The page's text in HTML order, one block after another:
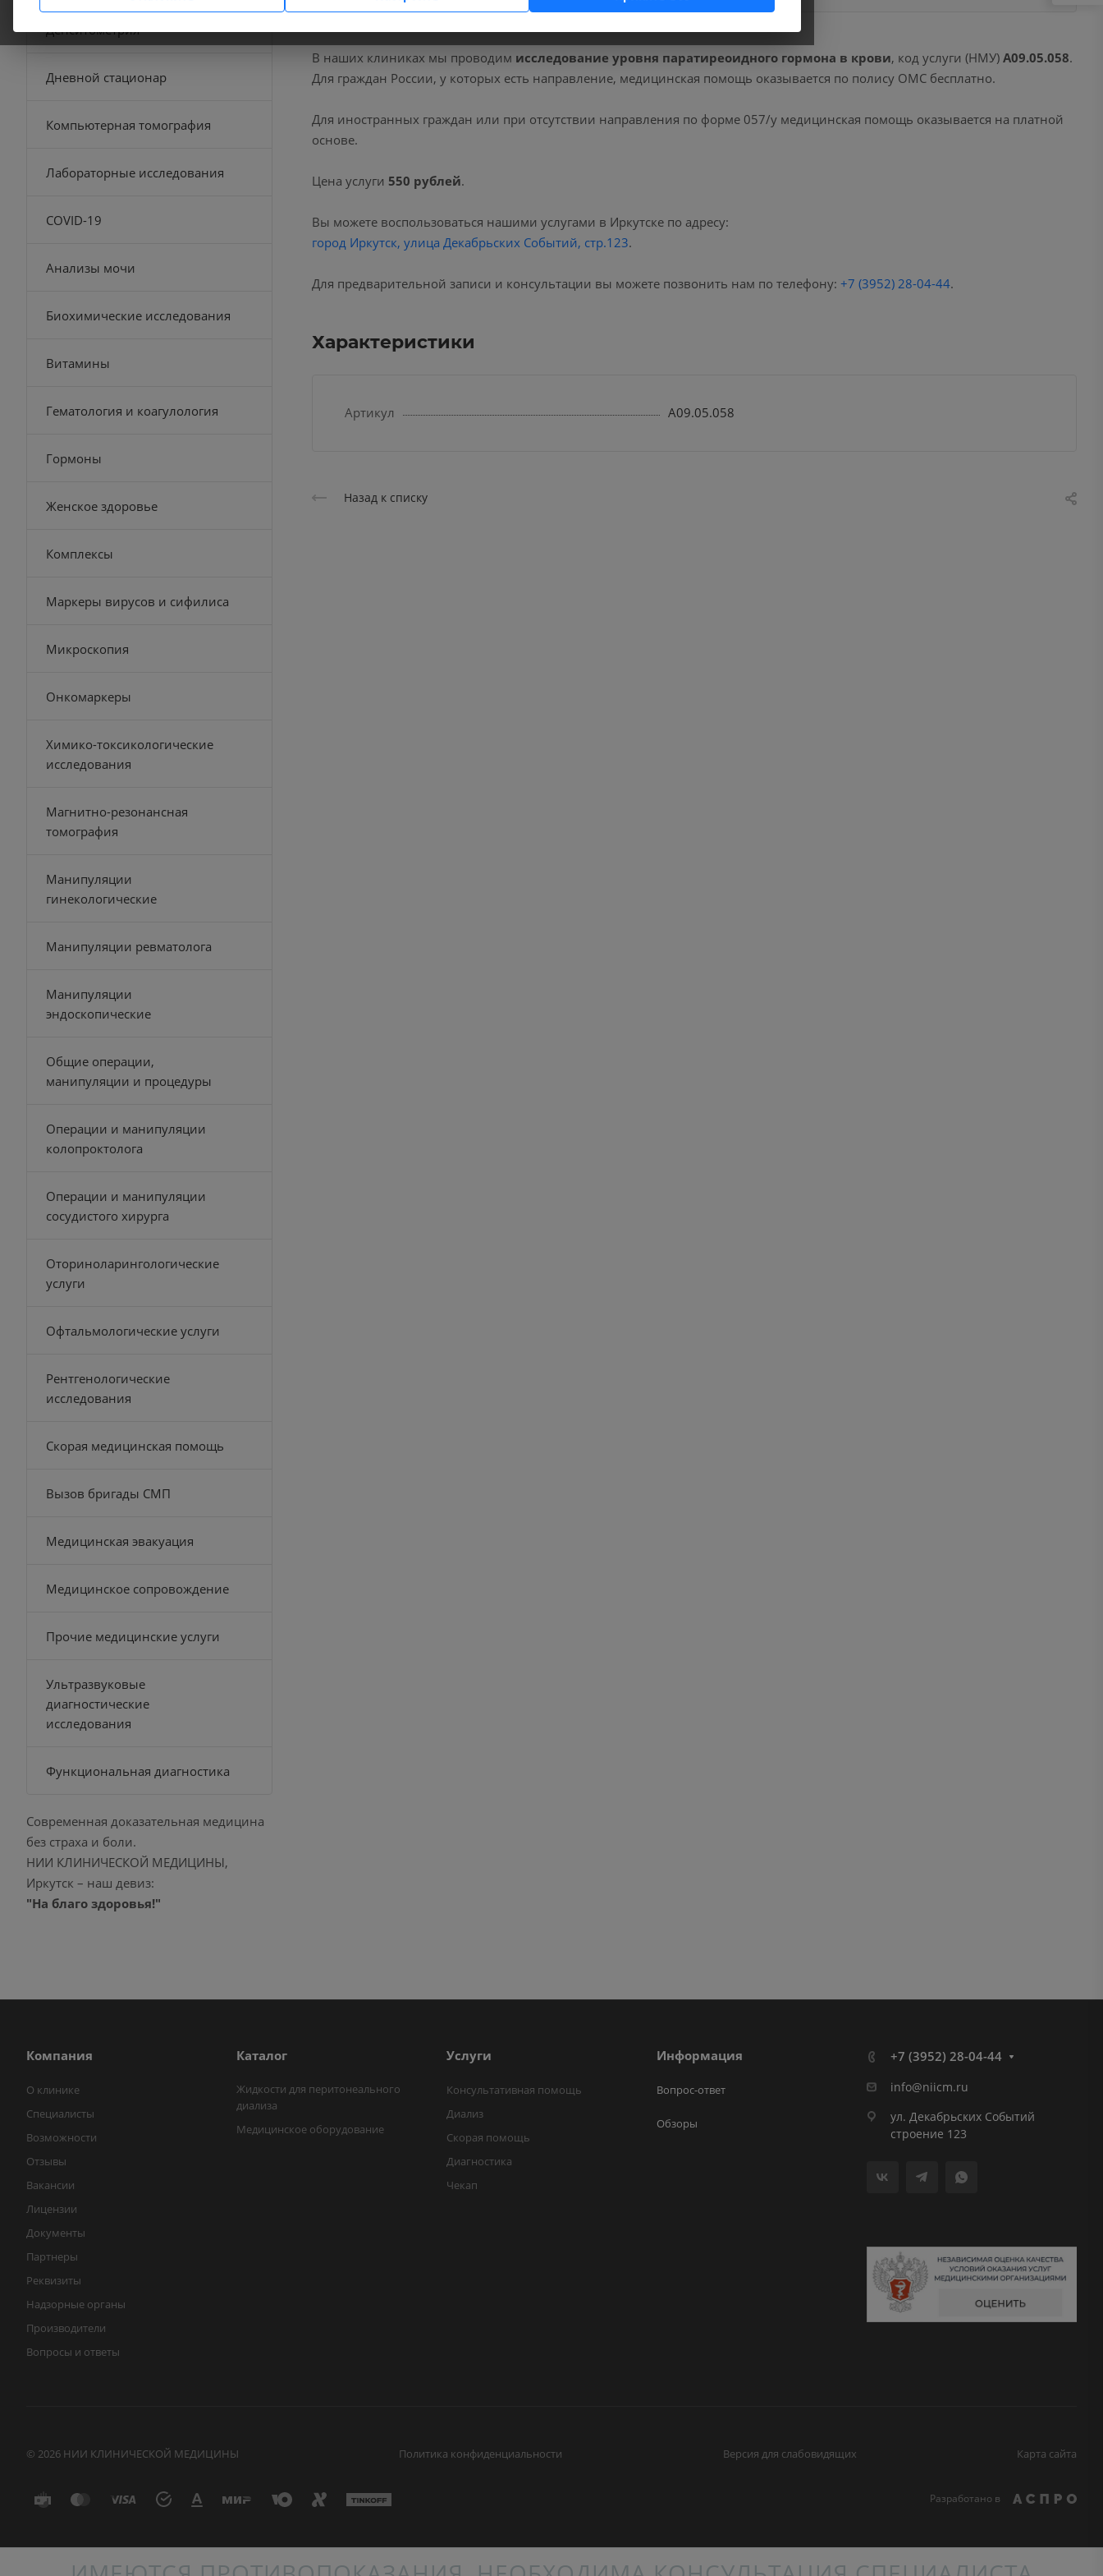
В наших клиниках мы проводим исследование уровня паратиреоидного гормона в крови, код услуги (НМУ) A09.05.058.
Для граждан России, у которых есть направление, медицинская помощь оказывается по полису ОМС бесплатно.
Для иностранных граждан или при отсутствии направления по форме 057/у медицинская помощь оказывается на платной
основе.
Цена услуги 550 рублей.
Вы можете воспользоваться нашими услугами в Иркутске по адресу:
город Иркутск, улица Декабрьских Событий, стр.123.
Для предварительной записи и консультации вы можете позвонить нам по телефону: +7 (3952) 28-04-44.
Характеристики
Артикул A09.05.058
Назад к списку
Денситометрия
Дневной стационар
Компьютерная томография
Лабораторные исследования
COVID-19
Анализы мочи
Биохимические исследования
Витамины
Гематология и коагулология
Гормоны
Женское здоровье
Комплексы
Маркеры вирусов и сифилиса
Микроскопия
Онкомаркеры
Химико-токсикологические
исследования
Магнитно-резонансная
томография
Манипуляции
гинекологические
Манипуляции ревматолога
Манипуляции
эндоскопические
Общие операции,
манипуляции и процедуры
Операции и манипуляции
колопроктолога
Операции и манипуляции
сосудистого хирурга
Оториноларингологические
услуги
Офтальмологические услуги
Рентгенологические
исследования
Скорая медицинская помощь
Вызов бригады СМП
Медицинская эвакуация
Медицинское сопровождение
Прочие медицинские услуги
Ультразвуковые
диагностические
исследования
Функциональная диагностика
Современная доказательная медицина
без страха и боли.
НИИ КЛИНИЧЕСКОЙ МЕДИЦИНЫ,
Иркутск – наш девиз:
"На благо здоровья!"
Компания
О клинике
Специалисты
Возможности
Отзывы
Вакансии
Лицензии
Документы
Партнеры
Реквизиты
Надзорные органы
Производители
Вопросы и ответы
Каталог
Жидкости для перитонеального
диализа
Медицинское оборудование
Услуги
Консультативная помощь
Диализ
Скорая помощь
Диагностика
Чекап
Информация
Вопрос-ответ
Обзоры
+7 (3952) 28-04-44
info@niicm.ru
ул. Декабрьских Событий
строение 123
© 2026 НИИ КЛИНИЧЕСКОЙ МЕДИЦИНЫ Политика конфиденциальности Версия для слабовидящих Карта сайта
Разработано в